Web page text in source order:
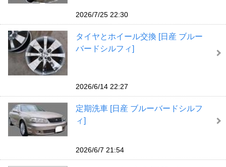
2026/7/25 22:30
タイヤとホイール交換 [日産 ブルー
バードシルフィ]
2026/6/14 22:27
定期洗車 [日産 ブルーバードシルフ
ィ]
2026/6/7 21:54